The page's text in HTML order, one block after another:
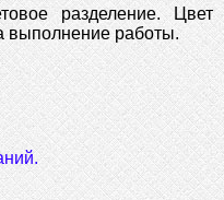
разделение. Цвет
выполнение работы.